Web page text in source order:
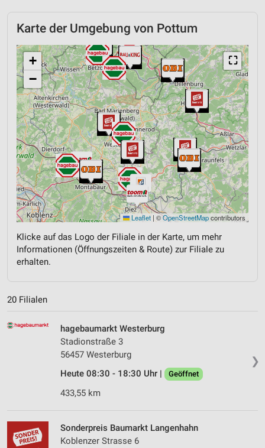
Karte der Umgebung von Pottum
⛶
+
−
Leaflet | ©OpenStreetMapcontributors
Klicke auf das Logo der Filiale in der Karte, um mehr
Informationen (Öffnungszeiten & Route) zur Filiale zu
erhalten.
20 Filialen
❯
hagebaumarkt Westerburg
Stadionstraße 3
56457 Westerburg
Heute 08:30 - 18:30 Uhr |
Geöffnet
433,55 km
Sonderpreis Baumarkt Langenhahn
Koblenzer Strasse 6